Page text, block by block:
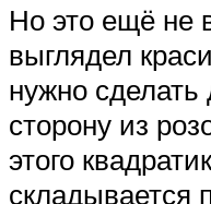
Но это ещё не
выглядел
нужно
сторону из
этого
складывается